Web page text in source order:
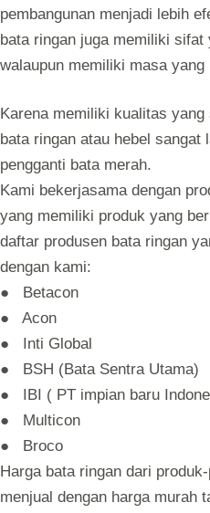
pembangunan menjadi lebih
bata ringan juga memiliki sifat
walaupun memiliki masa yang
Karena memiliki kualitas
bata ringan atau hebel sangat
pengganti bata merah.
Kami bekerjasama dengan
yang memiliki produk yang
daftar produsen bata ringan
dengan kami:
● Betacon
● Acon
● Inti Global
● BSH (Bata Sentra Utama)
● IBI ( PT impian baru
● Multicon
● Broco
Harga bata ringan dari
menjual dengan harga murah